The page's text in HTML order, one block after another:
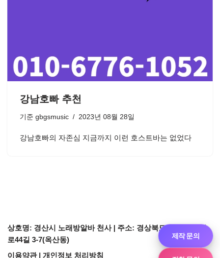
강남호빠 추천
기준 gbgsmusic 2023년 08월 28일
강남호빠의 자존심 지금까지 이런 호스트바는 없었다
상호명: 경산시 노래방알바 천사 | 주소: 경상북도 경산시 경산
로44길 3-7(옥산동)
이용약관 | 개인정보 처리방침
제작 문의